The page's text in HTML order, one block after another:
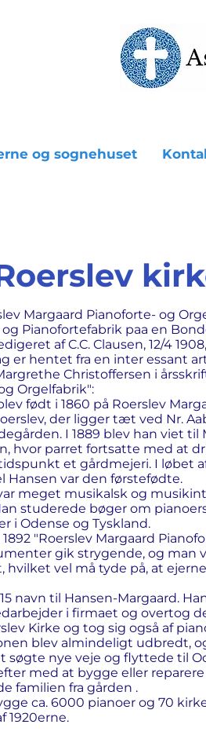
og sognehuset
Margaard Pianoforte- og
Pianofortefabrik paa en
af C.C. Clausen, 12/4
er hentet fra en inter essant
Christoffersen i
Orgelfabrik":
født i 1860 på Roerslev
der ligger tæt ved Nr.
I 1889 blev han viet
hvor parret fortsatte med at
et gårdmejeri. I løbet
Hansen var den førstefødte.
meget musikalsk og
studerede bøger om
i Odense og Tyskland.
"Roerslev Margaard
gik strygende, og man
hvilket vel må tyde på, at
navn til Hansen-Margaard.
i firmaet og overtog
Kirke og tog sig også af
blev almindeligt udbredt,
søgte nye veje og flyttede til
med at bygge eller
familien fra gården .
ca. 6000 pianoer og 70
1920erne.